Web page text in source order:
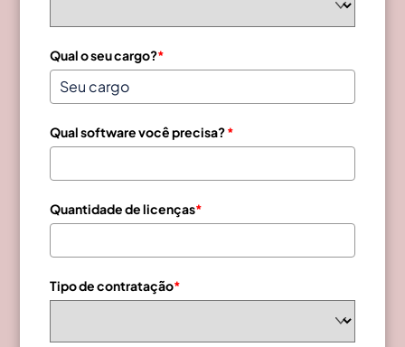
Qual o seu cargo?*
Qual software você precisa?*
Quantidade de licenças*
Tipo de contratação*